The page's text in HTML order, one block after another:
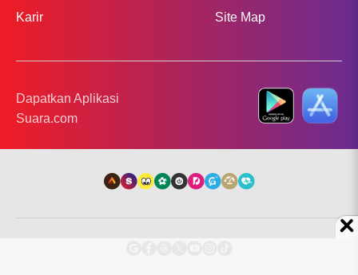
Karir Site Map
Dapatkan Aplikasi
Suara.com